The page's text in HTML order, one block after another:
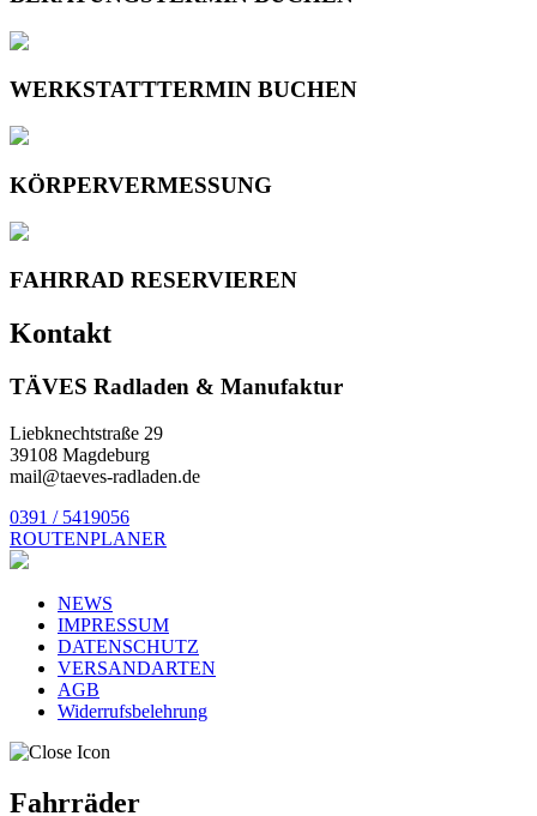
WERKSTATTTERMIN BUCHEN
KÖRPERVERMESSUNG
FAHRRAD RESERVIEREN
Kontakt
TÄVES Radladen & Manufaktur
Liebknechtstraße 29
39108 Magdeburg
mail@taeves-radladen.de
0391 / 5419056
ROUTENPLANER
NEWS
IMPRESSUM
DATENSCHUTZ
VERSANDARTEN
AGB
Widerrufsbelehrung
Fahrräder